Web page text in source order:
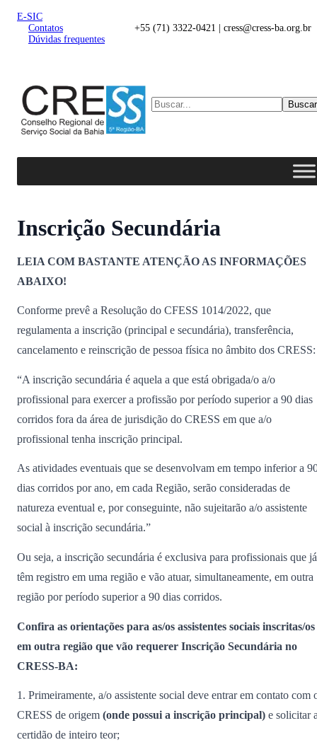
E-SIC
Contatos
Dúvidas frequentes
+55 (71) 3322-0421 | cress@cress-ba.org.br
Buscar
Inscrição Secundária
LEIA COM BASTANTE ATENÇÃO AS INFORMAÇÕES
ABAIXO!
Conforme prevê a Resolução do CFESS 1014/2022, que
regulamenta a inscrição (principal e secundária), transferência,
cancelamento e reinscrição de pessoa física no âmbito dos CRESS:
“A inscrição secundária é aquela a que está obrigada/o a/o
profissional para exercer a profissão por período superior a 90 dias
corridos fora da área de jurisdição do CRESS em que a/o
profissional tenha inscrição principal.
As atividades eventuais que se desenvolvam em tempo inferior a
dias corridos por ano, em cada Região, serão consideradas de
natureza eventual e, por conseguinte, não sujeitarão a/o assistente
social à inscrição secundária.”
Ou seja, a inscrição secundária é exclusiva para profissionais que já
têm registro em uma região e vão atuar, simultaneamente, em outra
região por período superior a 90 dias corridos.
Confira as orientações para as/os assistentes sociais inscritas/os
em outra região que vão requerer Inscrição Secundária no
CRESS-BA:
1. Primeiramente, a/o assistente social deve entrar em contato com
CRESS de origem (onde possui a inscrição principal) e solicitar
certidão de inteiro teor;